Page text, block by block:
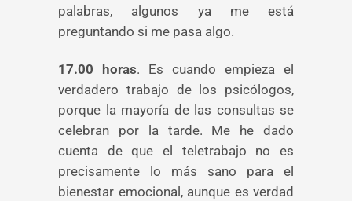
palabras, algunos ya me está
preguntando si me pasa algo.
17.00 horas. Es cuando empieza el
verdadero trabajo de los psicólogos,
porque la mayoría de las consultas se
celebran por la tarde. Me he dado
cuenta de que el teletrabajo no es
precisamente lo más sano para el
bienestar emocional, aunque es verdad